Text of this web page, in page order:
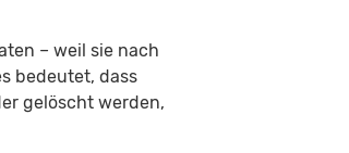
– weil sie nach
bedeutet, dass
gelöscht werden,